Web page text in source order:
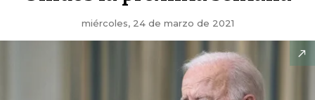
miércoles, 24 de marzo de 2021